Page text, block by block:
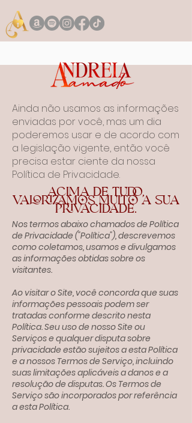
Ainda não usamos as informações
enviadas por você, mas um dia
poderemos usar e de acordo com
a legislação vigente, então você
precisa estar ciente da nossa
Política de Privacidade.
Acima de tudo,
valorizamos muito a sua
privacidade.
Nos termos abaixo chamados de Política
de Privacidade ("Política"), descrevemos
como coletamos, usamos e divulgamos
as informações obtidas sobre os
visitantes.
Ao visitar o Site, você concorda que suas
informações pessoais podem ser
tratadas conforme descrito nesta
Política. Seu uso de nosso Site ou
Serviços e qualquer disputa sobre
privacidade estão sujeitos a esta Política
e a nossos Termos de Serviço, incluindo
suas limitações aplicáveis ​​a danos e a
resolução de disputas. Os Termos de
Serviço são incorporados por referência
a esta Política.